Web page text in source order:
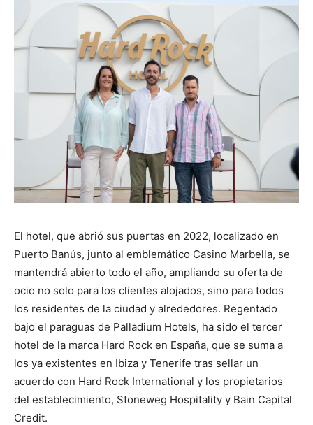
El hotel, que abrió sus puertas en 2022, localizado en
Puerto Banús, junto al emblemático Casino Marbella, se
mantendrá abierto todo el año, ampliando su oferta de
ocio no solo para los clientes alojados, sino para todos
los residentes de la ciudad y alrededores. Regentado
bajo el paraguas de Palladium Hotels, ha sido el tercer
hotel de la marca Hard Rock en España, que se suma a
los ya existentes en Ibiza y Tenerife tras sellar un
acuerdo con Hard Rock International y los propietarios
del establecimiento, Stoneweg Hospitality y Bain Capital
Credit.